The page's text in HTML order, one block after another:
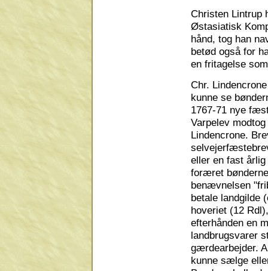
Christen Lintrup
Østasiatisk
hånd, tog han
betød også for
en fritagelse
Chr.
kunne se
1767-71 nye
Varpelev
Lindencrone.
eller en fast
foræret
benævnelsen
betale landgilde
hoveriet (12
efterhånden en
landbrugsvarer
gærdearbejder.
kunne sælge